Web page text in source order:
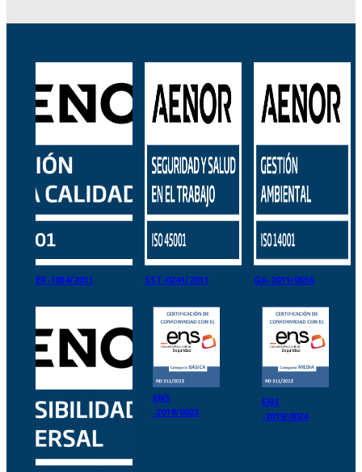
ER-1084/2011 SST-0241/2011 GA-2011/0556
ENS
-2019/0023
ENS
-2019/0024